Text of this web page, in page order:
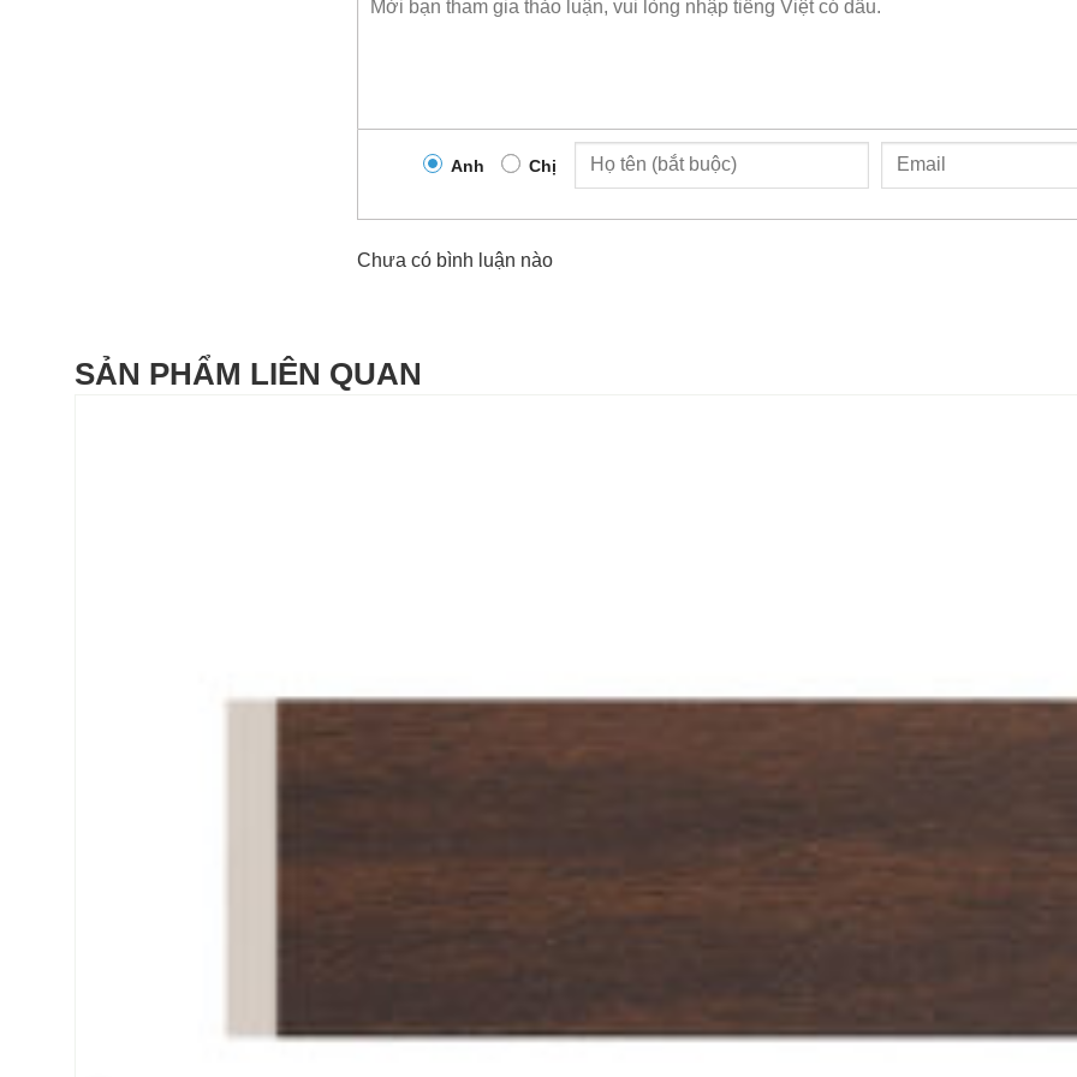
Anh Chị
Chưa có bình luận nào
SẢN PHẨM LIÊN QUAN